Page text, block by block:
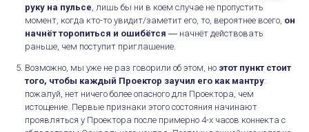
руку на пульсе , лишь бы ни в коем случае не пропустить
момент, когда кто-то увидит/заметит его, то, вероятнее всего, он
начнёт торопиться и ошибётся ― начнёт действовать
раньше, чем поступит приглашение.
Возможно, мы уже не раз говорили об этом, но этот пункт стоит
того, чтобы каждый Проектор заучил его как мантру:
пожалуй, нет ничего более опасного для Проектора, чем
истощение. Первые признаки этого состояния начинают
проявляться у Проектора после примерно 4-х часов коннекта с